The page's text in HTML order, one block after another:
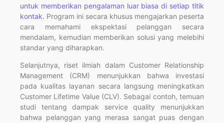
untuk memberikan pengalaman luar biasa di setiap titik
kontak. Program ini secara khusus mengajarkan peserta
cara memahami ekspektasi pelanggan secara
mendalam, kemudian memberikan solusi yang melebihi
standar yang diharapkan.
Selanjutnya, riset ilmiah dalam Customer Relationship
Management (CRM) menunjukkan bahwa investasi
pada kualitas layanan secara langsung meningkatkan
Customer Lifetime Value (CLV). Sebagai contoh, temuan
studi tentang dampak service quality menunjukkan
bahwa pelanggan yang merasa sangat puas dengan